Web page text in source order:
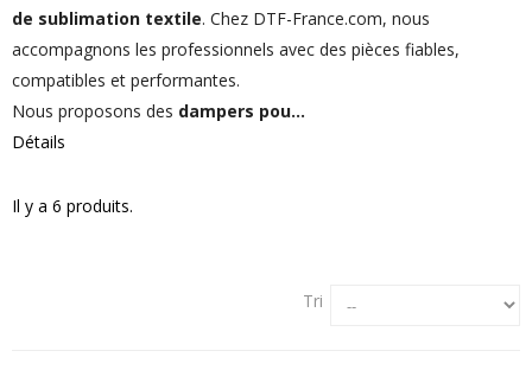
de sublimation textile. Chez DTF-France.com, nous
accompagnons les professionnels avec des pièces fiables,
compatibles et performantes.
Nous proposons des dampers pou...
Détails
Il y a 6 produits.
Tri